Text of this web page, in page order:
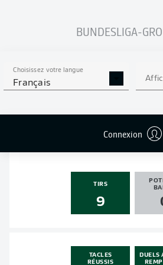
BUNDESLIGA-
Choisissez votre langue
Français
Connexion
STATS DE LA
2024/
BUTS
0 0
TIRS
9
TACLES
RÉUSSIS
DUELS